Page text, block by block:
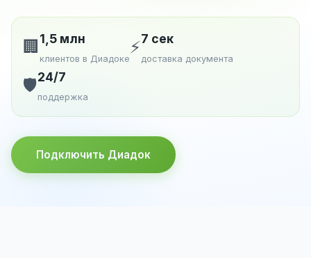
🏢 1,5 млн
клиентов в Диадоке
⚡7 сек
доставка документа
🛡️24/7
поддержка
Подключить Диадок